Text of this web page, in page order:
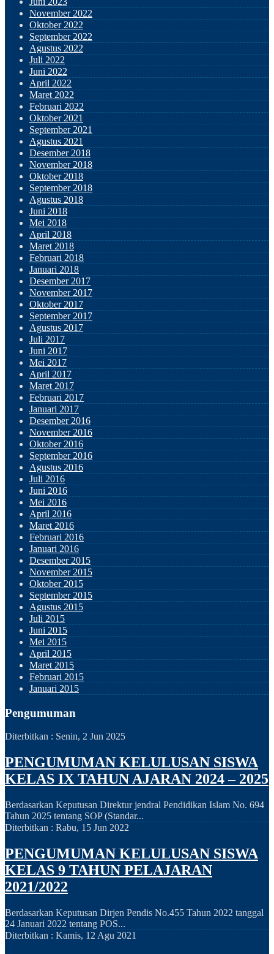
November 2022
Oktober 2022
September 2022
Agustus 2022
Juli 2022
Juni 2022
April 2022
Maret 2022
Februari 2022
Oktober 2021
September 2021
Agustus 2021
Desember 2018
November 2018
Oktober 2018
September 2018
Agustus 2018
Juni 2018
Mei 2018
April 2018
Maret 2018
Februari 2018
Januari 2018
Desember 2017
November 2017
Oktober 2017
September 2017
Agustus 2017
Juli 2017
Juni 2017
Mei 2017
April 2017
Maret 2017
Februari 2017
Januari 2017
Desember 2016
November 2016
Oktober 2016
September 2016
Agustus 2016
Juli 2016
Juni 2016
Mei 2016
April 2016
Maret 2016
Februari 2016
Januari 2016
Desember 2015
November 2015
Oktober 2015
September 2015
Agustus 2015
Juli 2015
Juni 2015
Mei 2015
April 2015
Maret 2015
Februari 2015
Januari 2015
Pengumuman
Diterbitkan : Senin, 2 Jun 2025
PENGUMUMAN KELULUSAN SISWA
KELAS IX TAHUN AJARAN 2024 – 2025
Berdasarkan Keputusan Direktur jendral Pendidikan Islam No. 694
Tahun 2025 tentang SOP (Standar...
Diterbitkan : Rabu, 15 Jun 2022
PENGUMUMAN KELULUSAN SISWA
KELAS 9 TAHUN PELAJARAN
2021/2022
Berdasarkan Keputusan Dirjen Pendis No.455 Tahun 2022 tanggal
24 Januari 2022 tentang POS...
Diterbitkan : Kamis, 12 Agu 2021